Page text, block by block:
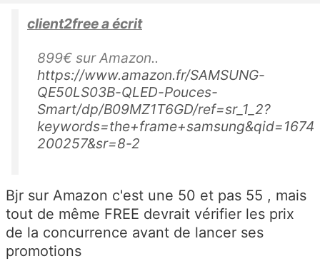
client2free a écrit
899€ sur Amazon..
https://www.amazon.fr/SAMSUNG-
QE50LS03B-QLED-Pouces-
Smart/dp/B09MZ1T6GD/ref=sr_1_2?
keywords=the+frame+samsung&qid=1674
200257&sr=8-2
Bjr sur Amazon c'est une 50 et pas 55 , mais
tout de même FREE devrait vérifier les prix
de la concurrence avant de lancer ses
promotions